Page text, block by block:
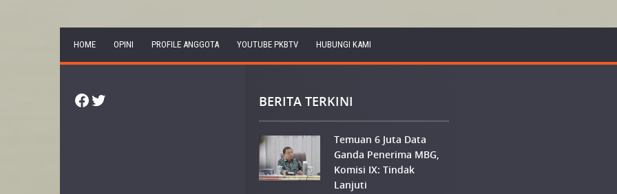
HOME OPINI PROFILE ANGGOTA YOUTUBE PKBTV HUBUNGI KAMI
Facebook
Twitter BERITA TERKINI
Temuan 6 Juta Data
Ganda Penerima MBG,
Komisi IX: Tindak
Lanjuti